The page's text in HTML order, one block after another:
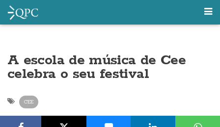
A escola de música de Cee
celebra o seu festival
CEE